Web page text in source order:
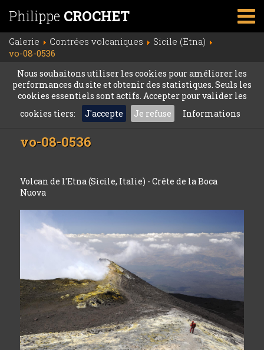
Philippe CROCHET
Galerie Contrées volcaniques
Sicile (Etna)
vo-08-0536
Nous souhaitons utiliser les cookies pour améliorer les
performances du site et obtenir des statistiques. Seuls les
cookies essentiels sont actifs. Accepter pour valider les
cookies tiers:
J'accepte Je refuse Informations
vo-08-0536
Volcan de l'Etna (Sicile, Italie) - Crête de la Boca
Nuova